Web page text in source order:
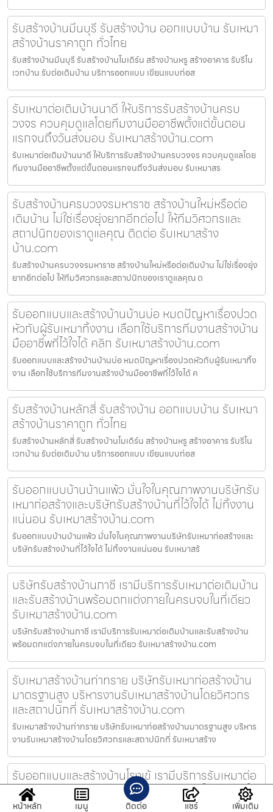
รับสร้างบ้านมีนบุรี รับสร้างบ้าน ออกแบบบ้าน รับเหมา
สร้างบ้านราคาถูก ทั่วไทย
รับสร้างบ้านมีนบุรี รับสร้างบ้านโมเดิร์น สร้างบ้านหรู สร้างอาคาร รับรีโน
เวทบ้าน รับต่อเติมบ้าน บริการออกแบบ เขียนแบบก่อส
รับเหมาต่อเติมบ้านนาดี ให้บริการรับสร้างบ้านครบ
วงจร ควบคุมดูแลโดยทีมงานมืออาชีพตั้งแต่ขั้นตอน
แรกจนถึงวันส่งมอบ รับเหมาสร้างบ้าน.com
รับเหมาต่อเติมบ้านนาดี ให้บริการรับสร้างบ้านครบวงจร ควบคุมดูแลโดย
ทีมงานมืออาชีพตั้งแต่ขั้นตอนแรกจนถึงวันส่งมอบ รับเหมาสร
รับสร้างบ้านครบวงจรมหาราช สร้างบ้านใหม่หรือต่อ
เติมบ้าน ไม่ใช่เรื่องยุ่งยากอีกต่อไป ให้ทีมวิศวกรและ
สถาปนิกของเราดูแลคุณ ติดต่อ รับเหมาสร้าง
บ้าน.com
รับสร้างบ้านครบวงจรมหาราช สร้างบ้านใหม่หรือต่อเติมบ้าน ไม่ใช่เรื่องยุ่ง
ยากอีกต่อไป ให้ทีมวิศวกรและสถาปนิกของเราดูแลคุณ ต
รับออกแบบและสร้างบ้านบ้านบ่อ หมดปัญหาเรื่องปวด
หัวกับผู้รับเหมาทิ้งงาน เลือกใช้บริการทีมงานสร้างบ้าน
มืออาชีพที่ไว้ใจได้ คลิก รับเหมาสร้างบ้าน.com
รับออกแบบและสร้างบ้านบ้านบ่อ หมดปัญหาเรื่องปวดหัวกับผู้รับเหมาทิ้ง
งาน เลือกใช้บริการทีมงานสร้างบ้านมืออาชีพที่ไว้ใจได้ ค
รับสร้างบ้านหลักสี่ รับสร้างบ้าน ออกแบบบ้าน รับเหมา
สร้างบ้านราคาถูก ทั่วไทย
รับสร้างบ้านหลักสี่ รับสร้างบ้านโมเดิร์น สร้างบ้านหรู สร้างอาคาร รับรีโน
เวทบ้าน รับต่อเติมบ้าน บริการออกแบบ เขียนแบบก่อส
รับออกแบบบ้านบ้านแพ้ว มั่นใจในคุณภาพงานบริษัทรับ
เหมาก่อสร้างและบริษัทรับสร้างบ้านที่ไว้ใจได้ ไม่ทิ้งงาน
แน่นอน รับเหมาสร้างบ้าน.com
รับออกแบบบ้านบ้านแพ้ว มั่นใจในคุณภาพงานบริษัทรับเหมาก่อสร้างและ
บริษัทรับสร้างบ้านที่ไว้ใจได้ ไม่ทิ้งงานแน่นอน รับเหมาสร้
บริษัทรับสร้างบ้านภาชี เรามีบริการรับเหมาต่อเติมบ้าน
และรับสร้างบ้านพร้อมตกแต่งภายในครบจบในที่เดียว
รับเหมาสร้างบ้าน.com
บริษัทรับสร้างบ้านภาชี เรามีบริการรับเหมาต่อเติมบ้านและรับสร้างบ้าน
พร้อมตกแต่งภายในครบจบในที่เดียว รับเหมาสร้างบ้าน.com
รับเหมาสร้างบ้านท่าทราย บริษัทรับเหมาก่อสร้างบ้าน
มาตรฐานสูง บริหารงานรับเหมาสร้างบ้านโดยวิศวกร
และสถาปนิกที่ รับเหมาสร้างบ้าน.com
รับเหมาสร้างบ้านท่าทราย บริษัทรับเหมาก่อสร้างบ้านมาตรฐานสูง บริหาร
งานรับเหมาสร้างบ้านโดยวิศวกรและสถาปนิกที่ รับเหมาสร้าง
รับออกแบบและสร้างบ้านโรงเข้ เรามีบริการรับเหมาต่อ
เติมบ้านและรับสร้างบ้านพร้อมตกแต่งภายในครบจบใน
ที่เดียว รับเหมาสร้างบ้าน.com
หน้าหลัก เมนู ติดต่อ แชร์ เพิ่มเติม